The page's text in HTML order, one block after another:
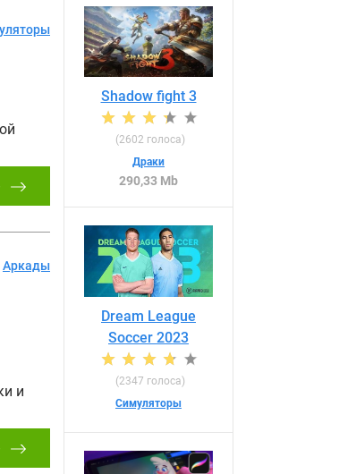
и
Аркады
Shadow fight 3
(2602 голоса)
Драки
290,33 Mb
Dream League
Soccer 2023
(2347 голоса)
Симуляторы